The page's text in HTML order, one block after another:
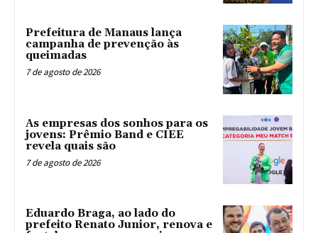
Prefeitura de Manaus lança
campanha de prevenção às
queimadas
7 de agosto de 2026
As empresas dos sonhos para os
jovens: Prêmio Band e CIEE
revela quais são
7 de agosto de 2026
Eduardo Braga, ao lado do
prefeito Renato Junior, renova e